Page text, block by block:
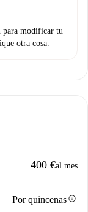
para modificar tu
otra cosa.
400 €al mes
Por quincenasinfo